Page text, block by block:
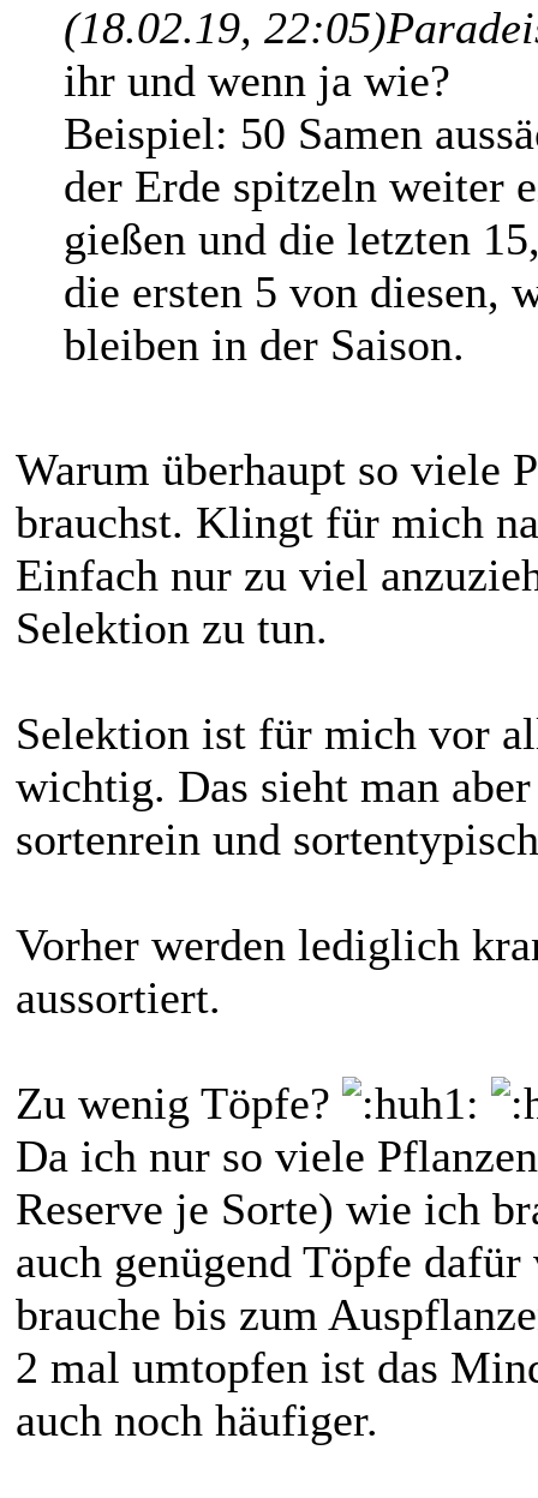
(18.02.19, 22:05)
ihr und wenn ja wie?
Beispiel: 50 Samen
der Erde spitzeln weiter
gießen und die letzten
die ersten 5 von diesen,
bleiben in der Saison.
Warum überhaupt so viele
brauchst. Klingt für mich
Einfach nur zu viel
Selektion zu tun.
Selektion ist für mich vor
wichtig. Das sieht man
sortenrein und
Vorher werden lediglich
aussortiert.
Zu wenig Töpfe?
Da ich nur so viele
Reserve je Sorte) wie ich
auch genügend Töpfe
brauche bis zum
2 mal umtopfen ist das
auch noch häufiger.